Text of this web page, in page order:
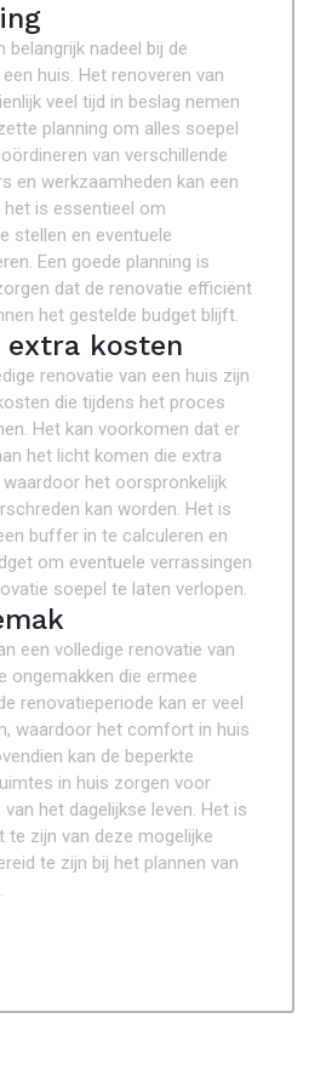
belangrijk nadeel bij de
huis. Het renoveren van
veel tijd in beslag nemen
planning om alles soepel
van verschillende
en werkzaamheden kan een
het is essentieel om
stellen en eventuele
Een goede planning is
dat de renovatie efficiënt
het gestelde budget blijft.
extra kosten
renovatie van een huis zijn
die tijdens het proces
Het kan voorkomen dat er
het licht komen die extra
het oorspronkelijk
kan worden. Het is
buffer in te calculeren en
om eventuele verrassingen
soepel te laten verlopen.
een volledige renovatie van
ongemakken die ermee
renovatieperiode kan er veel
waardoor het comfort in huis
kan de beperkte
in huis zorgen voor
het dagelijkse leven. Het is
te zijn van deze mogelijke
te zijn bij het plannen van